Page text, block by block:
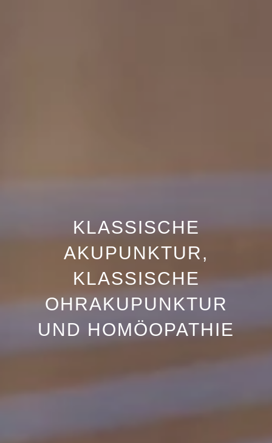
KLASSISCHE
AKUPUNKTUR,
KLASSISCHE
OHRAKUPUNKTUR
UND HOMÖOPATHIE